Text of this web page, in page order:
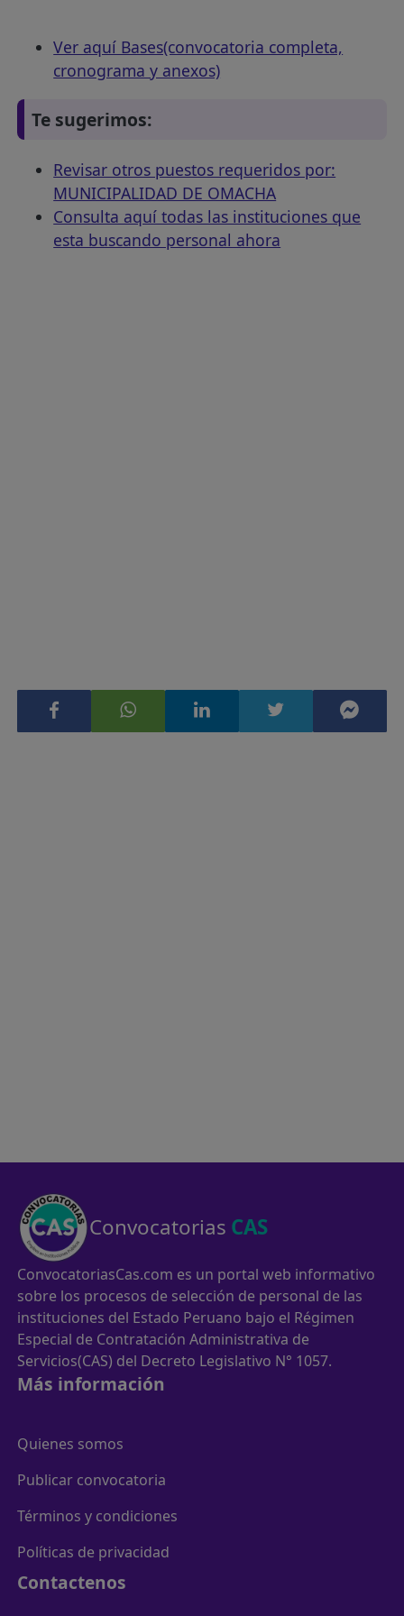
Ver aquí Bases(convocatoria completa,
cronograma y anexos)
Te sugerimos:
Revisar otros puestos requeridos por:
MUNICIPALIDAD DE OMACHA
Consulta aquí todas las instituciones que
esta buscando personal ahora
Convocatorias CAS
ConvocatoriasCas.com es un portal web informativo
sobre los procesos de selección de personal de las
instituciones del Estado Peruano bajo el Régimen
Especial de Contratación Administrativa de
Servicios(CAS) del Decreto Legislativo N° 1057.
Más información
Quienes somos
Publicar convocatoria
Términos y condiciones
Políticas de privacidad
Contactenos